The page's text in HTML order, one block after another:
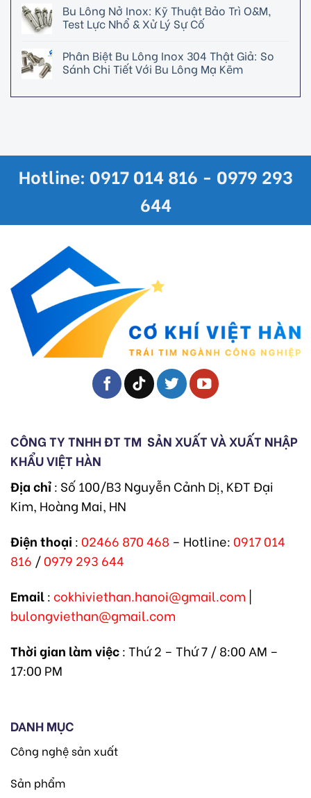
Bu Lông Nở Inox: Kỹ Thuật Bảo Trì O&M,
Test Lực Nhổ & Xử Lý Sự Cố
Phân Biệt Bu Lông Inox 304 Thật Giả: So
Sánh Chi Tiết Với Bu Lông Mạ Kẽm
Hotline: 0917 014 816 - 0979 293
644
CÔNG TY TNHH ĐT TM SẢN XUẤT VÀ XUẤT NHẬP
KHẨU VIỆT HÀN
Địa chỉ: Số 100/B3 Nguyễn Cảnh Dị, KĐT Đại
Kim, Hoàng Mai, HN
Điện thoại : 02466 870 468 – Hotline: 0917 014
816 /0979 293 644
Email: cokhiviethan.hanoi@gmail.com |
bulongviethan@gmail.com
Thời gian làm việc: Thứ 2 – Thứ 7 / 8:00 AM –
17:00 PM
DANH MỤC
Công nghệ sản xuất
Sản phẩm